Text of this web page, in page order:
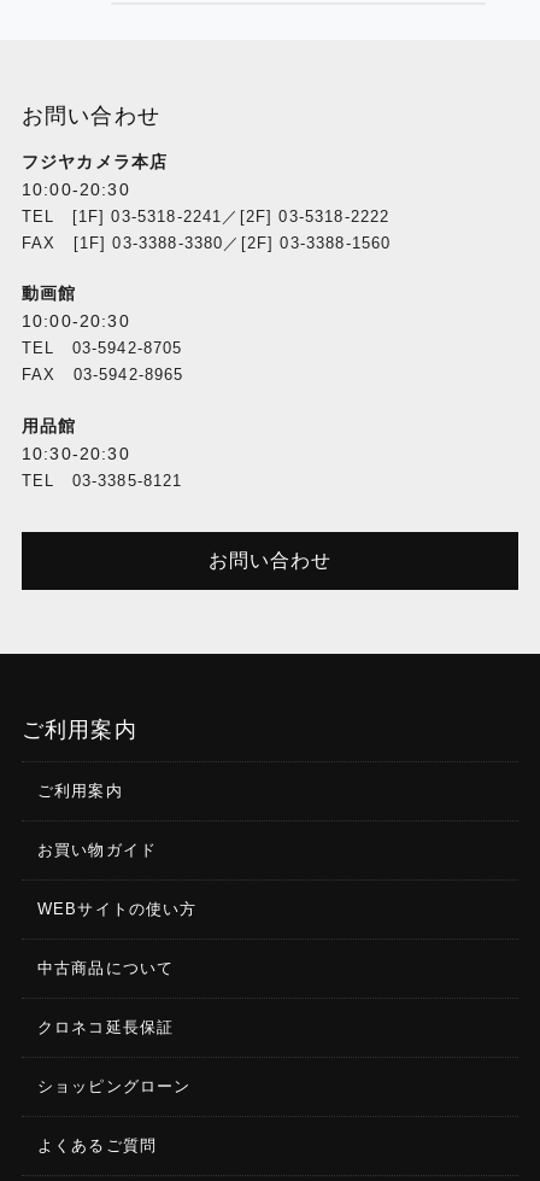
お問い合わせ
フジヤカメラ本店
10:00-20:30
TEL [1F] 03-5318-2241／[2F] 03-5318-2222
FAX [1F] 03-3388-3380／[2F] 03-3388-1560
動画館
10:00-20:30
TEL 03-5942-8705
FAX 03-5942-8965
用品館
10:30-20:30
TEL 03-3385-8121
お問い合わせ
ご利用案内
ご利用案内
お買い物ガイド
WEBサイトの使い方
中古商品について
クロネコ延長保証
ショッピングローン
よくあるご質問